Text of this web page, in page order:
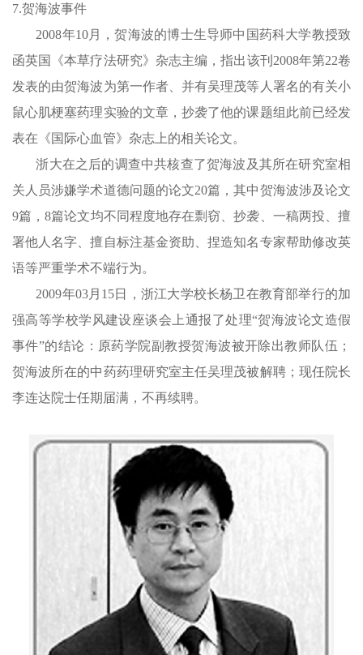
7.贺海波事件
2008年10月，贺海波的博士生导师中国药科大学教授致
函英国《本草疗法研究》杂志主编，指出该刊2008年第22卷
发表的由贺海波为第一作者、并有吴理茂等人署名的有关小
鼠心肌梗塞药理实验的文章，抄袭了他的课题组此前已经发
表在《国际心血管》杂志上的相关论文。
浙大在之后的调查中共核查了贺海波及其所在研究室相
关人员涉嫌学术道德问题的论文20篇，其中贺海波涉及论文
9篇，8篇论文均不同程度地存在剽窃、抄袭、一稿两投、擅
署他人名字、擅自标注基金资助、捏造知名专家帮助修改英
语等严重学术不端行为。
2009年03月15日，浙江大学校长杨卫在教育部举行的加
强高等学校学风建设座谈会上通报了处理“贺海波论文造假
事件”的结论：原药学院副教授贺海波被开除出教师队伍；
贺海波所在的中药药理研究室主任吴理茂被解聘；现任院长
李连达院士任期届满，不再续聘。